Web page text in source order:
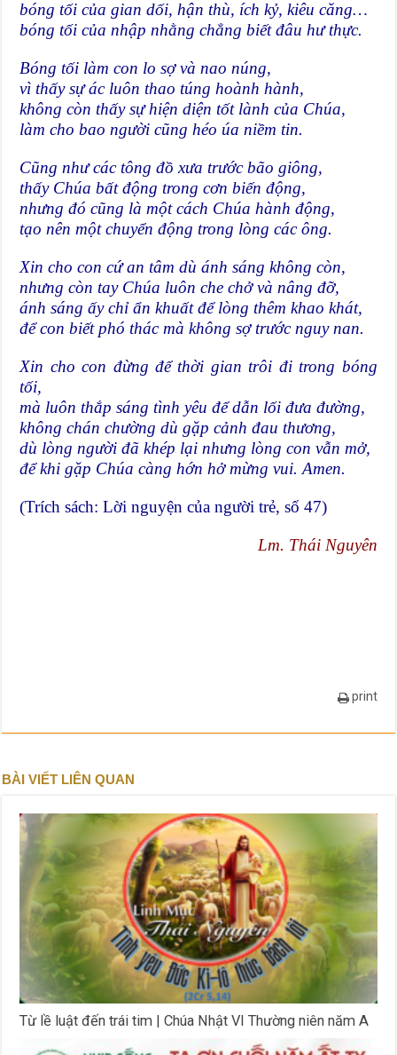
bóng tối của gian dối, hận thù, ích kỷ, kiêu căng…
bóng tối của nhập nhằng chẳng biết đâu hư thực.
Bóng tối làm con lo sợ và nao núng,
vì thấy sự ác luôn thao túng hoành hành,
không còn thấy sự hiện diện tốt lành của Chúa,
làm cho bao người cũng héo úa niềm tin.
Cũng như các tông đồ xưa trước bão giông,
thấy Chúa bất động trong cơn biến động,
nhưng đó cũng là một cách Chúa hành động,
tạo nên một chuyển động trong lòng các ông.
Xin cho con cứ an tâm dù ánh sáng không còn,
nhưng còn tay Chúa luôn che chở và nâng đỡ,
ánh sáng ấy chỉ ẩn khuất để lòng thêm khao khát,
để con biết phó thác mà không sợ trước nguy nan.
Xin cho con đừng để thời gian trôi đi trong bóng
tối,
mà luôn thắp sáng tình yêu để dẫn lối đưa đường,
không chán chường dù gặp cảnh đau thương,
dù lòng người đã khép lại nhưng lòng con vẫn mở,
để khi gặp Chúa càng hớn hở mừng vui. Amen.
(Trích sách: Lời nguyện của người trẻ, số 47)
Lm. Thái Nguyên
print
BÀI VIẾT LIÊN QUAN
Từ lề luật đến trái tim | Chúa Nhật VI Thường niên năm A